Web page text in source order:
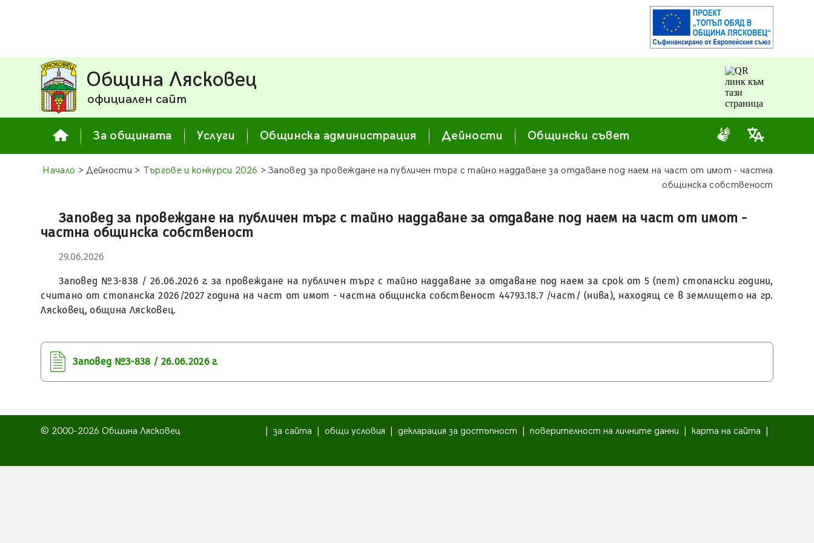
Община Лясковец
официален сайт
За общината Услуги Общинска администрация Дейности Общински съвет
Начало > Дейности > Търгове и конкурси 2026 > Заповед за провеждане на публичен търг с тайно наддаване за отдаване под наем на част от имот - частна
общинска собственост
Заповед за провеждане на публичен търг с тайно наддаване за отдаване под наем на част от имот -
частна общинска собственост
29.06.2026
Заповед №З-838 / 26.06.2026 г. за провеждане на публичен търг с тайно наддаване за отдаване под наем за срок от 5 (пет) стопански години,
считано от стопанска 2026/2027 година на част от имот - частна общинска собственост 44793.18.7 /част/ (нива), находящ се в землището на гр.
Лясковец, община Лясковец.
Заповед №З-838 / 26.06.2026 г.
© 2000-2026 Община Лясковец за сайта общи условия декларация за достъпност поверителност на личните данни карта на сайта